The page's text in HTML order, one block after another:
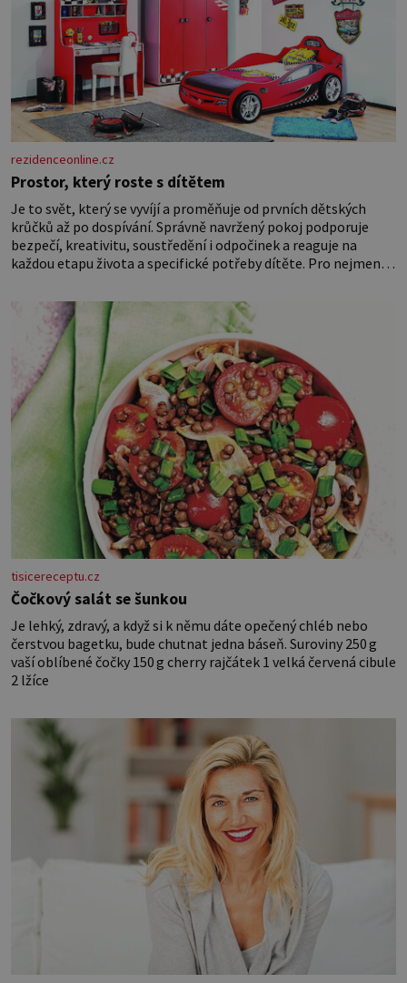
rezidenceonline.cz
Prostor, který roste s dítětem
Je to svět, který se vyvíjí a proměňuje od prvních dětských
krůčků až po dospívání. Správně navržený pokoj podporuje
bezpečí, kreativitu, soustředění i odpočinek a reaguje na
každou etapu života a specifické potřeby dítěte. Pro nejmenší
miminka měl působit především klidně a útulně. Předškolní
věk je
tisicereceptu.cz
Čočkový salát se šunkou
Je lehký, zdravý, a když si k němu dáte opečený chléb nebo
čerstvou bagetku, bude chutnat jedna báseň. Suroviny 250 g
vaší oblíbené čočky 150 g cherry rajčátek 1 velká červená cibule
2 lžíce